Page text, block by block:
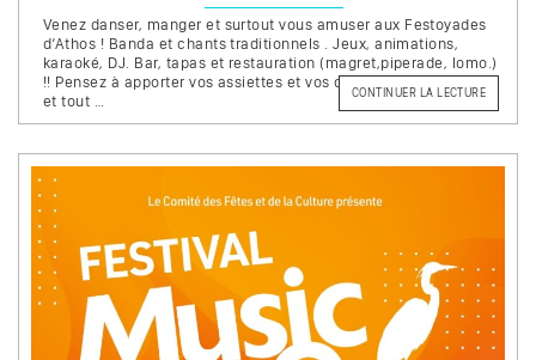
Venez danser, manger et surtout vous amuser aux Festoyades
d’Athos ! Banda et chants traditionnels . Jeux, animations,
karaoké, DJ. Bar, tapas et restauration (magret,piperade, lomo.)
!! Pensez à apporter vos assiettes et vos couverts. – Entrée libre
et tout …
CONTINUER LA LECTUREDE